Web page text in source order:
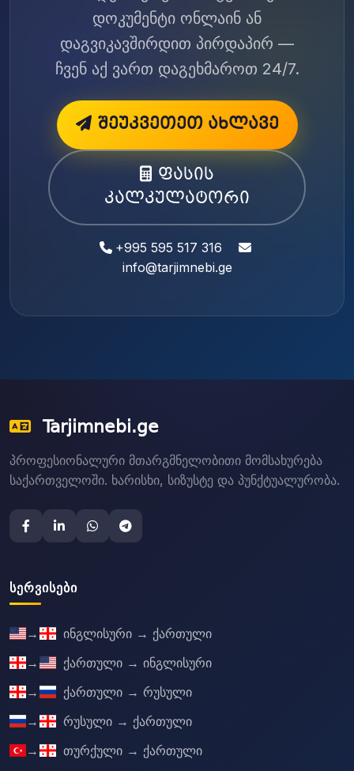
დოკუმენტი ონლაინ ან
დაგვიკავშირდით პირდაპირ —
ჩვენ აქ ვართ დაგეხმაროთ 24/7.
შეუკვეთეთ ახლავე
ფასის
კალკულატორი
+995 595 517 316
info@tarjimnebi.ge
Tarjimnebi.ge
პროფესიონალური მთარგმნელობითი მომსახურება
საქართველოში. ხარისხი, სიზუსტე და პუნქტუალურობა.
ᲡᲔᲠᲕᲘᲡᲔᲑᲘ
→
ინგლისური → ქართული
→
ქართული → ინგლისური
→
ქართული → რუსული
→
რუსული → ქართული
→
თურქული → ქართული